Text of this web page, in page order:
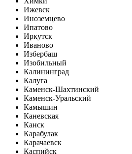
Ижевск
Иноземцево
Ипатово
Иркутск
Иваново
Избербаш
Изобильный
Калининград
Калуга
Каменск-Шахтинский
Каменск-Уральский
Камышин
Каневская
Канск
Карабулак
Карачаевск
Каспийск